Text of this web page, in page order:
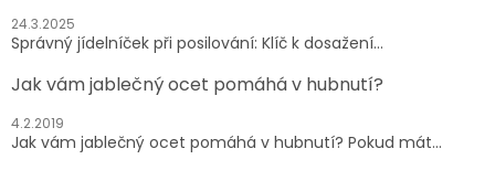
24.3.2025
Správný jídelníček při posilování: Klíč k dosažení...
Jak vám jablečný ocet pomáhá v hubnutí?
4.2.2019
Jak vám jablečný ocet pomáhá v hubnutí? Pokud mát...